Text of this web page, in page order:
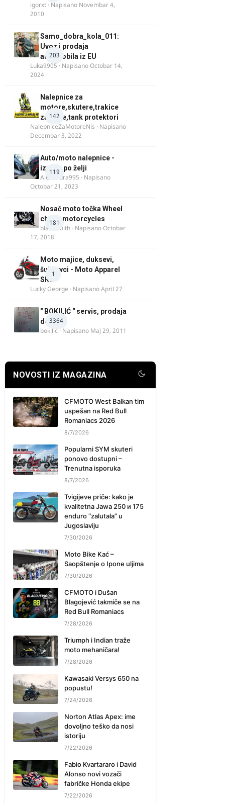
igorxt · Napisano Novembar 4,
2010
203
Samo_dobra_kola_011:
Uvoz i prodaja
automobila iz EU
Luka9905 · NapisanoOctobar 14,
2024
142
Nalepnice za
motore,skutere,trakice
za felne,tank protektori
NalepniceZaMotoreNis · Napisano
Decembar 3, 2022
119
Auto/moto nalepnice -
izrada po želji
Alexandra995 · Napisano
Octobar 21, 2023
181
Nosač moto točka Wheel
chock motorcycles
blacksmith · NapisanoOctobar
17, 2018
1
Moto majice, duksevi,
šuškavci - Moto Apparel
SRB
Lucky George · NapisanoApril 27
3364
" BOKILIĆ " servis, prodaja
delova
bokilic · Napisano Maj 29, 2011
NOVOSTI IZ MAGAZINA
CFMOTO West Balkan tim
uspešan na Red Bull
Romaniacs 2026
8/7/2026
Popularni SYM skuteri
ponovo dostupni –
Trenutna isporuka
8/7/2026
Tvigijeve priče: kako je
kvalitetna Jawa 250 и 175
enduro “zalutala” u
Jugoslaviju
7/30/2026
Moto Bike Kać –
Saopštenje o Ipone uljima
7/30/2026
CFMOTO i Dušan
Blagojević takmiče se na
Red Bull Romaniacs
7/28/2026
Triumph i Indian traže
moto mehaničara!
7/28/2026
Kawasaki Versys 650 na
popustu!
7/24/2026
Norton Atlas Apex: ime
dovoljno teško da nosi
istoriju
7/22/2026
Fabio Kvartararo i David
Alonso novi vozači
fabričke Honda ekipe
7/22/2026